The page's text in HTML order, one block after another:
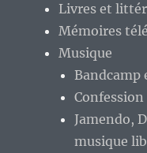
Livres et
Mémoires
Musique
Bandcamp
Jamendo,
musique